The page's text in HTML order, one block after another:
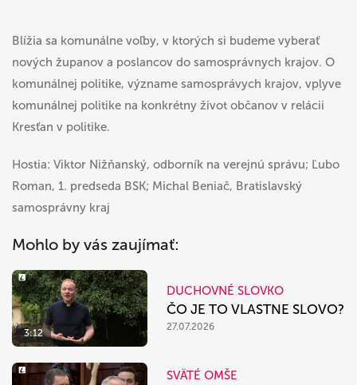
Blížia sa komunálne voľby, v ktorých si budeme vyberať
nových županov a poslancov do samosprávnych krajov. O
komunálnej politike, význame samosprávych krajov, vplyve
komunálnej politike na konkrétny život občanov v relácii
Kresťan v politike.
Hostia: Viktor Nižňanský, odborník na verejnú správu; Ľubo
Roman, 1. predseda BSK; Michal Beniač, Bratislavský
samosprávny kraj
Mohlo by vás zaujímať:
3:12
DUCHOVNÉ SLOVKO
ČO JE TO VLASTNE SLOVO?
27.07.2026
SVÄTÉ OMŠE